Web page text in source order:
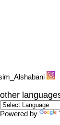
Powered by